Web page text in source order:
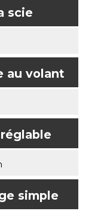
scie
au volant
simple